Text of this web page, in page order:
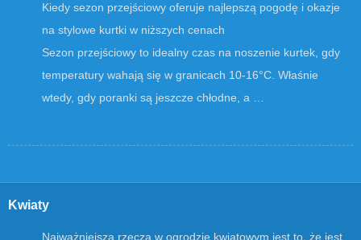
Kiedy sezon przejściowy oferuje najlepszą pogodę i okazje
na stylowe kurtki w niższych cenach
Sezon przejściowy to idealny czas na noszenie kurtek, gdy
temperatury wahają się w granicach 10-16°C. Właśnie
wtedy, gdy poranki są jeszcze chłodne, a …
Kwiaty
Najważniejszą rzeczą w ogrodzie kwiatowym jest to, że jest